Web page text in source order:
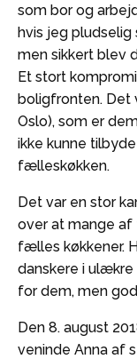
som bor og
hvis jeg
men sikkert blev
Et stort
boligfronten. Det
Oslo), som er
ikke kunne
fælleskøkken.
Det var en stor
over at mange
fælles køkkener.
danskere i
for dem, men
Den 8. august
veninde Anna af